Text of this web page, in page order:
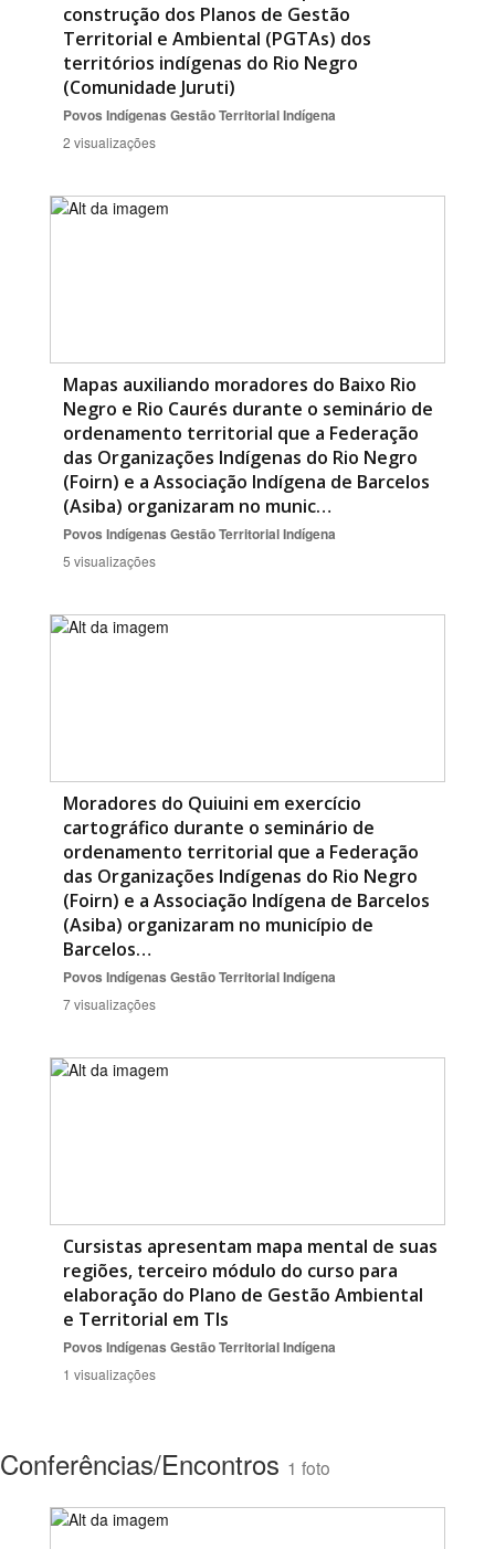
construção dos Planos de Gestão
Territorial e Ambiental (PGTAs) dos
territórios indígenas do Rio Negro
(Comunidade Juruti)
Povos Indígenas Gestão Territorial Indígena
2 visualizações
Mapas auxiliando moradores do Baixo Rio
Negro e Rio Caurés durante o seminário de
ordenamento territorial que a Federação
das Organizações Indígenas do Rio Negro
(Foirn) e a Associação Indígena de Barcelos
(Asiba) organizaram no munic…
Povos Indígenas Gestão Territorial Indígena
5 visualizações
Moradores do Quiuini em exercício
cartográfico durante o seminário de
ordenamento territorial que a Federação
das Organizações Indígenas do Rio Negro
(Foirn) e a Associação Indígena de Barcelos
(Asiba) organizaram no município de
Barcelos…
Povos Indígenas Gestão Territorial Indígena
7 visualizações
Cursistas apresentam mapa mental de suas
regiões, terceiro módulo do curso para
elaboração do Plano de Gestão Ambiental
e Territorial em TIs
Povos Indígenas Gestão Territorial Indígena
1 visualizações
Conferências/Encontros 1 foto